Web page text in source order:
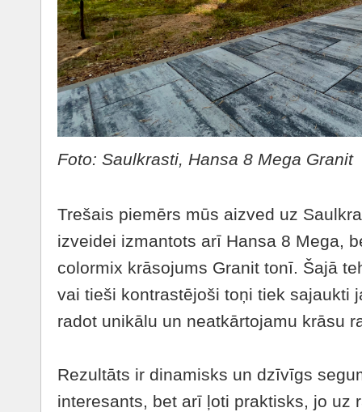
Foto: Saulkrasti, Hansa 8 Mega Granit
Trešais piemērs mūs aizved uz
izveidei izmantots arī Hansa 8 Mega,
colormix krāsojums Granit tonī. Šajā
vai tieši kontrastējoši toņi tiek sajaukti
radot unikālu un neatkārtojamu krāsu
Rezultāts ir dinamisks un dzīvīgs
interesants, bet arī ļoti praktisks, jo uz